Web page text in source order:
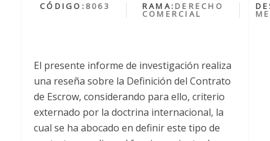
CÓDIGO: 8063 RAMA: DERECHO
COMERCIAL
El presente informe de investigación realiza
una reseña sobre la Definición del Contrato
de Escrow, considerando para ello, criterio
externado por la doctrina internacional, la
cual se ha abocado en definir este tipo de